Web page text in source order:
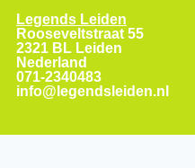
Legends Leiden
Rooseveltstraat 55
2321 BL Leiden
Nederland
071-2340483
info@legendsleiden.nl